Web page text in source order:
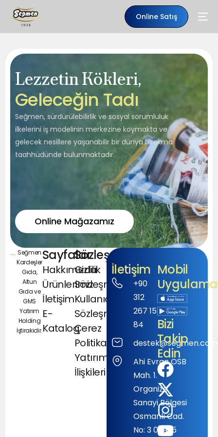
Online Satış
Lezzetin Kökleri,
GeleceğinTadı
Seğmen, sürdürülebilirlik ve sosyal sorumluluk
ilkelerini iş modelinin merkezine koymakta ve
gelecek nesillere yaşanabilir bir dünya bırakma
taahhüdünde bulunmaktadır.
Online Mağazamız
Seğmen
Kardeşler
Gıda,
Altun
Gıda ve
GMS
Yatırım
Holding
İştirakidir.
Sayfalar
Hakkımızda
Ürünlerimiz
İletişim
E-
Katalog
Sözleşmeler
Gizlilik
Sözleşmesi
Kullanıcı
Sözleşmesi
Çerez
Politikası
Yatırımcı
İlişkileri
İletişim
+90
312
267 15
84
Ahi Evran OSB
Mah. 1.
Organize
Sanayi Bölgesi
Osmanlı Cad.
No: 3 06935
Mobil
Bizi
Takip
Edin